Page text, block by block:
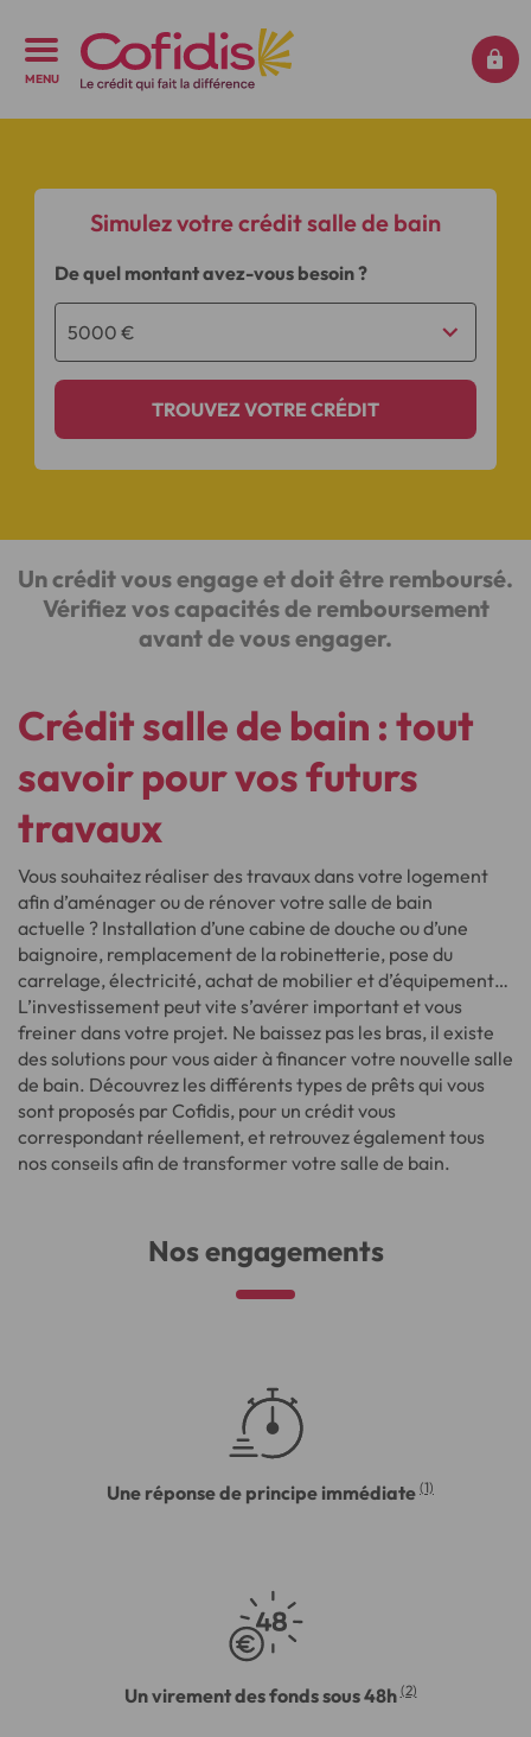
MENU
Simulez votre crédit salle de bain
De quel montant avez-vous besoin ?
TROUVEZ VOTRE CRÉDIT
Un crédit vous engage et doit être remboursé.
Vérifiez vos capacités de remboursement
avant de vous engager.
Crédit salle de bain : tout
savoir pour vos futurs
travaux
Vous souhaitez réaliser des travaux dans votre logement
afin d’aménager ou de rénover votre salle de bain
actuelle ? Installation d’une cabine de douche ou d’une
baignoire, remplacement de la robinetterie, pose du
carrelage, électricité, achat de mobilier et d’équipement…
L’investissement peut vite s’avérer important et vous
freiner dans votre projet. Ne baissez pas les bras, il existe
des solutions pour vous aider à financer votre nouvelle salle
de bain. Découvrez les différents types de prêts qui vous
sont proposés par Cofidis, pour un crédit vous
correspondant réellement, et retrouvez également tous
nos conseils afin de transformer votre salle de bain.
Nos engagements
Une réponse de principe immédiate (1)
Un virement des fonds sous 48h (2)